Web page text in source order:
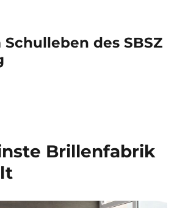
des SBSZ
Brillenfabrik